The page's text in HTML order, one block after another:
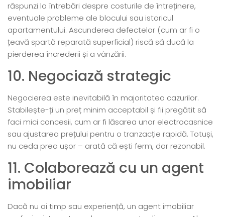
răspunzi la întrebări despre costurile de întreținere,
eventuale probleme ale blocului sau istoricul
apartamentului. Ascunderea defectelor (cum ar fi o
țeavă spartă reparată superficial) riscă să ducă la
pierderea încrederii și a vânzării.
10. Negociază strategic
Negocierea este inevitabilă în majoritatea cazurilor.
Stabilește-ți un preț minim acceptabil și fii pregătit să
faci mici concesii, cum ar fi lăsarea unor electrocasnice
sau ajustarea prețului pentru o tranzacție rapidă. Totuși,
nu ceda prea ușor – arată că ești ferm, dar rezonabil.
11. Colaborează cu un agent
imobiliar
Dacă nu ai timp sau experiență, un agent imobiliar